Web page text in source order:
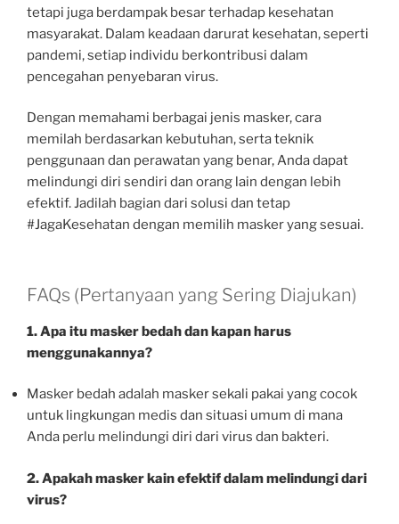
tetapi juga berdampak besar terhadap kesehatan
masyarakat. Dalam keadaan darurat kesehatan, seperti
pandemi, setiap individu berkontribusi dalam
pencegahan penyebaran virus.
Dengan memahami berbagai jenis masker, cara
memilah berdasarkan kebutuhan, serta teknik
penggunaan dan perawatan yang benar, Anda dapat
melindungi diri sendiri dan orang lain dengan lebih
efektif. Jadilah bagian dari solusi dan tetap
#JagaKesehatan dengan memilih masker yang sesuai.
FAQs (Pertanyaan yang Sering Diajukan)
1. Apa itu masker bedah dan kapan harus
menggunakannya?
Masker bedah adalah masker sekali pakai yang cocok
untuk lingkungan medis dan situasi umum di mana
Anda perlu melindungi diri dari virus dan bakteri.
2. Apakah masker kain efektif dalam melindungi dari
virus?